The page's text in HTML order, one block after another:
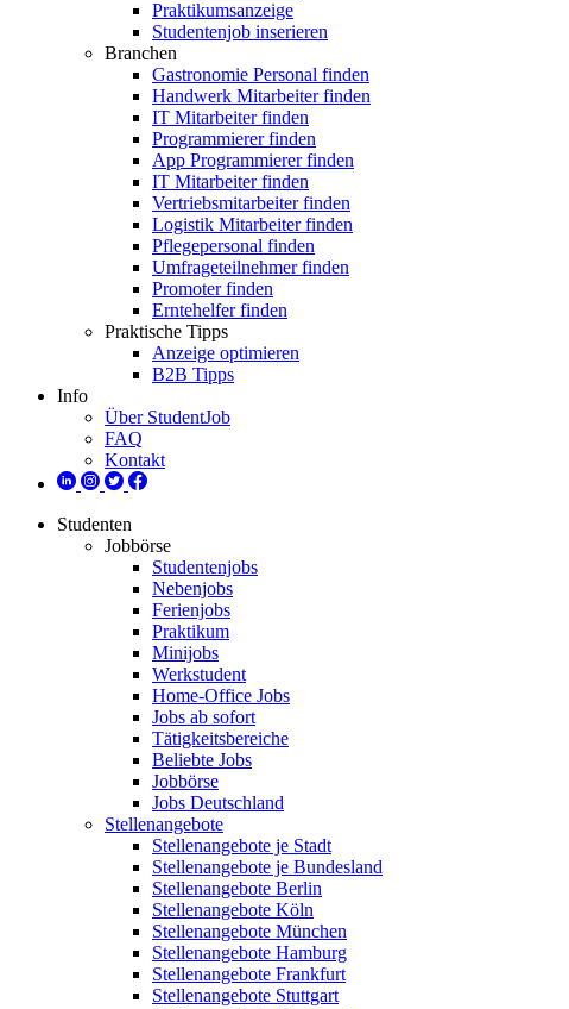
Praktikumsanzeige
Studentenjob inserieren
Branchen
Gastronomie Personal finden
Handwerk Mitarbeiter finden
IT Mitarbeiter finden
Programmierer finden
App Programmierer finden
IT Mitarbeiter finden
Vertriebsmitarbeiter finden
Logistik Mitarbeiter finden
Pflegepersonal finden
Umfrageteilnehmer finden
Promoter finden
Erntehelfer finden
Praktische Tipps
Anzeige optimieren
B2B Tipps
Info
Über StudentJob
FAQ
Kontakt
Studenten
Jobbörse
Studentenjobs
Nebenjobs
Ferienjobs
Praktikum
Minijobs
Werkstudent
Home-Office Jobs
Jobs ab sofort
Tätigkeitsbereiche
Beliebte Jobs
Jobbörse
Jobs Deutschland
Stellenangebote
Stellenangebote je Stadt
Stellenangebote je Bundesland
Stellenangebote Berlin
Stellenangebote Köln
Stellenangebote München
Stellenangebote Hamburg
Stellenangebote Frankfurt
Stellenangebote Stuttgart